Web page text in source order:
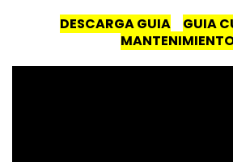
DESCARGA GUIA
GUIA